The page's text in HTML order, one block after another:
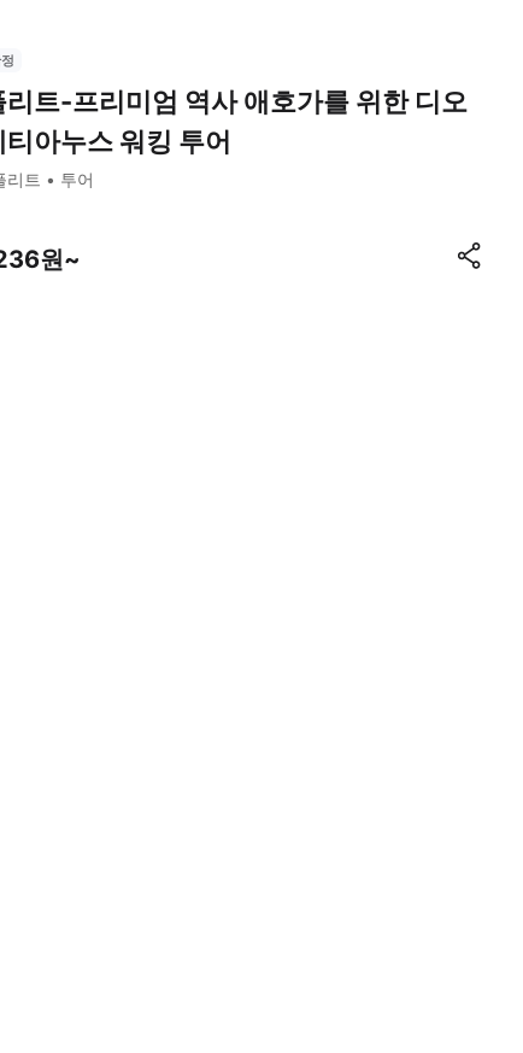
리트-프리미엄 역사 애호가를 위한 디오
티아누스 워킹 투어
리트 투어
원~